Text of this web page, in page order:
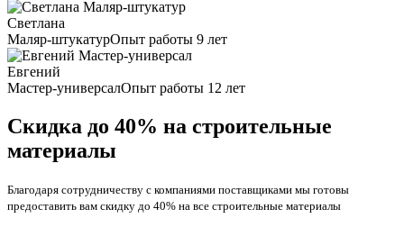
Светлана
Маляр-штукатурОпыт работы 9 лет
Евгений
Мастер-универсалОпыт работы 12 лет
Скидка до 40% на строительные
материалы
Благодаря сотрудничеству с компаниями поставщиками мы готовы
предоставить вам скидку до 40% на все строительные материалы